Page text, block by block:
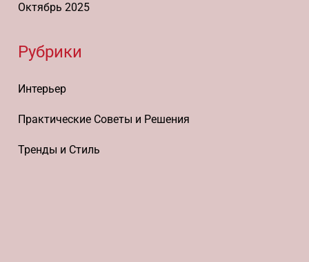
Октябрь 2025
Рубрики
Интерьер
Практические Советы и Решения
Тренды и Стиль